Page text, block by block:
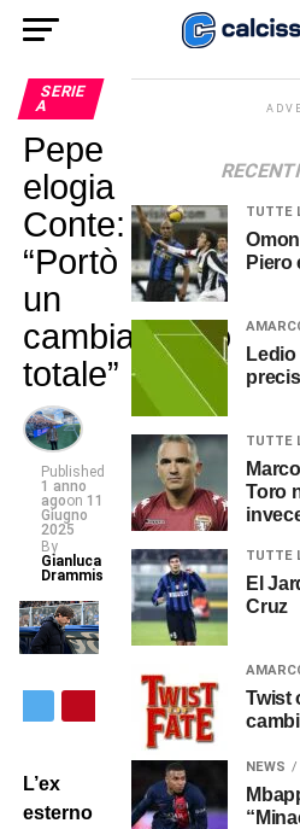
SERIE
A
Pepe
elogia
Conte:
“Portò
un
cambiamento
totale”
Published
1 anno
agoon 11
Giugno
2025
By
Gianluca
Drammis
L’ex
esterno
TUTTE
Piero
TUTTE
Toro
TUTTE
El
Cruz
Twist
NEWS